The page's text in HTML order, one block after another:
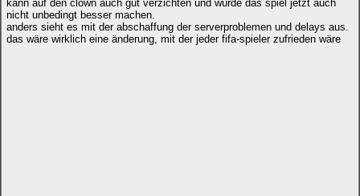
kann auf den clown auch gut verzichten und würde das spiel jetzt auch
nicht unbedingt besser machen.
anders sieht es mit der abschaffung der serverproblemen und delays aus.
das wäre wirklich eine änderung, mit der jeder fifa-spieler zufrieden wäre